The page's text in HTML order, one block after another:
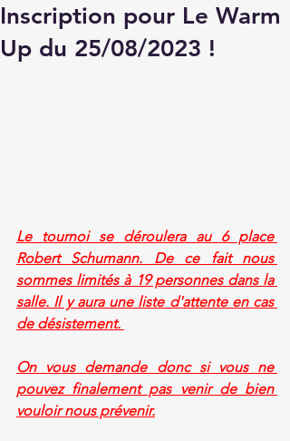
Inscription pour Le Warm
Up du 25/08/2023 !
Le tournoi se déroulera au 6 place
Robert Schumann. De ce fait nous
sommes limités à 19 personnes dans la
salle. Il y aura une liste d'attente en cas
de désistement.
On vous demande donc si vous ne
pouvez finalement pas venir de bien
vouloir nous prévenir.